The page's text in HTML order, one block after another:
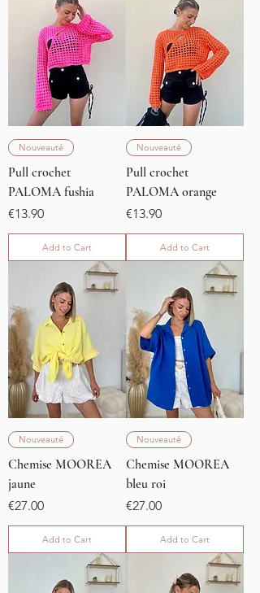
Nouveauté
Pull crochet
PALOMA fushia
Price
€13.90
Add to Cart
Nouveauté
Pull crochet
PALOMA orange
Price
€13.90
Add to Cart
Nouveauté
Chemise MOOREA
jaune
Price
€27.00
Add to Cart
Nouveauté
Chemise MOOREA
bleu roi
Price
€27.00
Add to Cart